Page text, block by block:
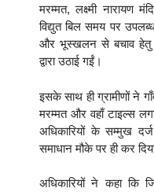
मरम्मत, लक्ष्मी नारायण
विद्युत बिल समय पर
और भूस्खलन से बचाव हेतु
द्वारा उठाई गईं।
इसके साथ ही ग्रामीणों ने
मरम्मत और वहाँ टाइल्स
अधिकारियों के सम्मुख
समाधान मौके पर ही कर
अधिकारियों ने कहा कि